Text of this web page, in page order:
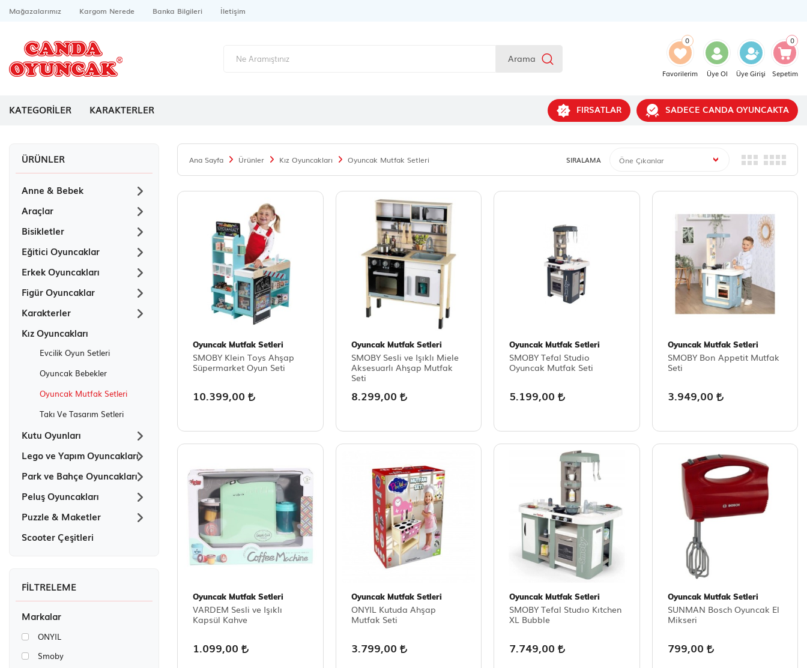
Mağazalarımız Kargom Nerede Banka Bilgileri İletişim
Arama
0
Favorilerim Üye Ol Üye Girişi
0
Sepetim
KATEGORİLER KARAKTERLER FIRSATLAR SADECE CANDA OYUNCAKTA
ÜRÜNLER
Anne & Bebek
Araçlar
Bisikletler
Eğitici Oyuncaklar
Erkek Oyuncakları
Figür Oyuncaklar
Karakterler
Kız Oyuncakları
Evcilik Oyun Setleri
Oyuncak Bebekler
Oyuncak Mutfak Setleri
Takı Ve Tasarım Setleri
Kutu Oyunları
Lego ve Yapım Oyuncakları
Park ve Bahçe Oyuncakları
Peluş Oyuncakları
Puzzle & Maketler
Scooter Çeşitleri
Markalar
ONYIL
Smoby
Ana Sayfa Ürünler Kız Oyuncakları Oyuncak Mutfak Setleri SIRALAMA
Oyuncak Mutfak Setleri
SMOBY Klein Toys Ahşap
Süpermarket Oyun Seti
10.399,00
Oyuncak Mutfak Setleri
SMOBY Sesli ve Işıklı Miele
Aksesuarlı Ahşap Mutfak
Seti
8.299,00
Oyuncak Mutfak Setleri
SMOBY Tefal Studio
Oyuncak Mutfak Seti
5.199,00
Oyuncak Mutfak Setleri
SMOBY Bon Appetit Mutfak
Seti
3.949,00
Oyuncak Mutfak Setleri
VARDEM Sesli ve Işıklı
Kapsül Kahve
1.099,00
Oyuncak Mutfak Setleri
ONYIL Kutuda Ahşap
Mutfak Seti
3.799,00
Oyuncak Mutfak Setleri
SMOBY Tefal Studıo Kıtchen
XL Bubble
7.749,00
Oyuncak Mutfak Setleri
SUNMAN Bosch Oyuncak El
Mikseri
799,00